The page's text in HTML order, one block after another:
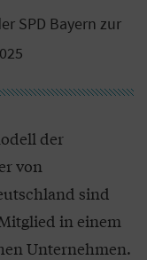
SPD Bayern zur
der
von
sind
in einem
Unternehmen.